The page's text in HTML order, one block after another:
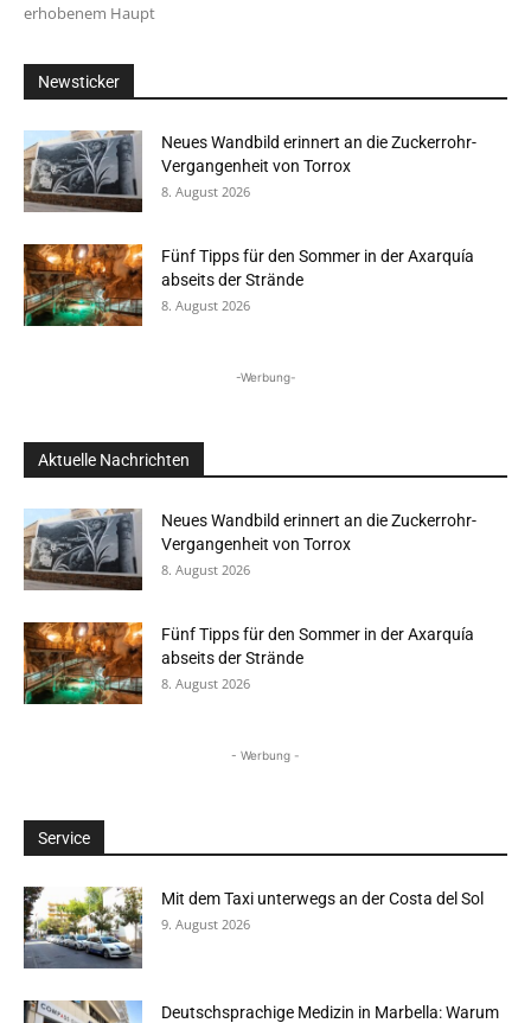
erhobenem Haupt
Newsticker
Neues Wandbild erinnert an die Zuckerrohr-
Vergangenheit von Torrox
8. August 2026
Fünf Tipps für den Sommer in der Axarquía
abseits der Strände
8. August 2026
-Werbung-
Aktuelle Nachrichten
Neues Wandbild erinnert an die Zuckerrohr-
Vergangenheit von Torrox
8. August 2026
Fünf Tipps für den Sommer in der Axarquía
abseits der Strände
8. August 2026
- Werbung -
Service
Mit dem Taxi unterwegs an der Costa del Sol
9. August 2026
Deutschsprachige Medizin in Marbella: Warum